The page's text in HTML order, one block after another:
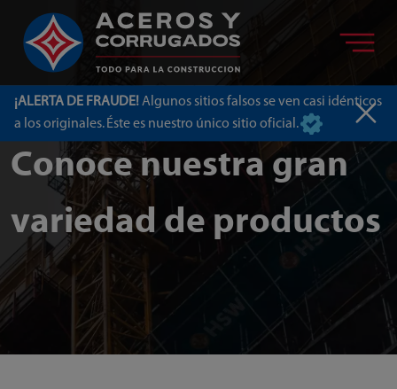
¡ALERTA DE FRAUDE!Algunos sitios falsos se ven casi idénticos
a los originales. Éste es nuestro único sitio oficial.
Conoce nuestra gran
variedad de productos